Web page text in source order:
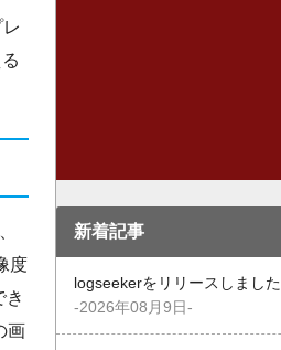
度
き
画
新着記事
logseekerをリリースしました
-2026年08月9日-